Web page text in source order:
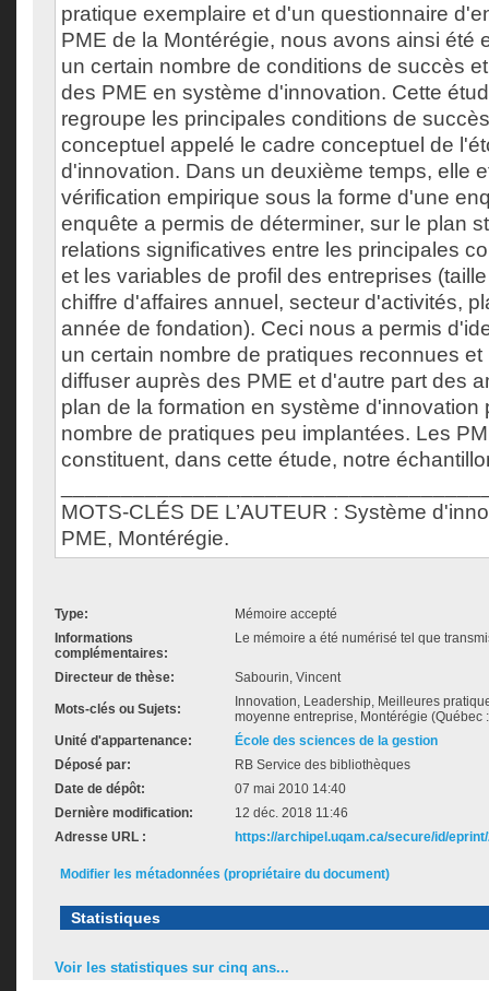
pratique exemplaire et d'un questionnaire
PME de la Montérégie, nous avons ainsi été
un certain nombre de conditions de succès
des PME en système d'innovation. Cette
regroupe les principales conditions de
conceptuel appelé le cadre conceptuel de
d'innovation. Dans un deuxième temps, elle
vérification empirique sous la forme d'une
enquête a permis de déterminer, sur le plan
relations significatives entre les principales
et les variables de profil des entreprises
chiffre d'affaires annuel, secteur d'activités,
année de fondation). Ceci nous a permis
un certain nombre de pratiques reconnues
diffuser auprès des PME et d'autre part des
plan de la formation en système d'innovation
nombre de pratiques peu implantées. Les
constituent, dans cette étude, notre
MOTS-CLÉS DE L’AUTEUR : Système
PME, Montérégie.
Type:
Mémoire accepté
Informations
complémentaires:
Le mémoire a été numérisé tel que
Directeur de thèse: Sabourin, Vincent
Mots-clés ou Sujets:
Innovation, Leadership, Meilleures
moyenne entreprise, Montérégie (Québec
Unité d'appartenance:
École des sciences de la gestion
Déposé par:
RB Service des bibliothèques
Date de dépôt:
07 mai 2010 14:40
Dernière modification:
12 déc. 2018 11:46
Adresse URL :
https://archipel.uqam.ca/secure/id/
Modifier les métadonnées (propriétaire du document)
Statistiques
Voir les statistiques sur cinq ans...